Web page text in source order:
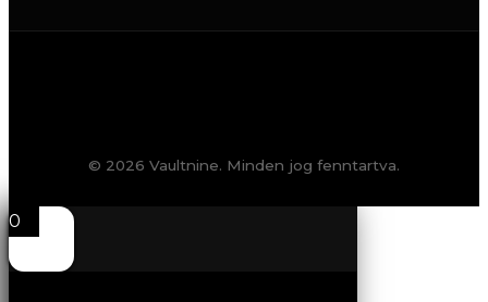
© 2026 Vaultnine. Minden jog fenntartva.
0